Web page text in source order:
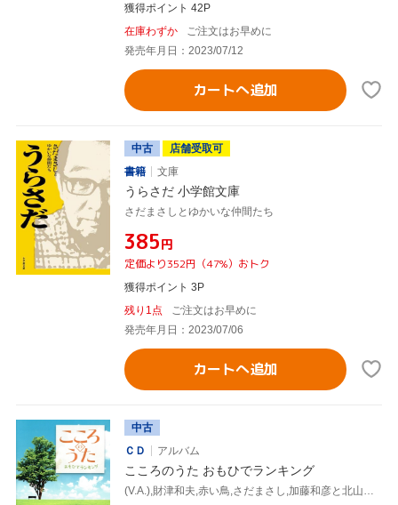
獲得ポイント 42P
在庫わずか
ご注文はお早めに
発売年月日：2023/07/12
カートへ追加
中古
店舗受取可
書籍
文庫
うらさだ 小学館文庫
さだまさしとゆかいな仲間たち
¥385円
定価より352円（47%）おトク
獲得ポイント 3P
残り1点
ご注文はお早めに
発売年月日：2023/07/06
カートへ追加
中古
ＣＤ
アルバム
こころのうた おもひでランキング